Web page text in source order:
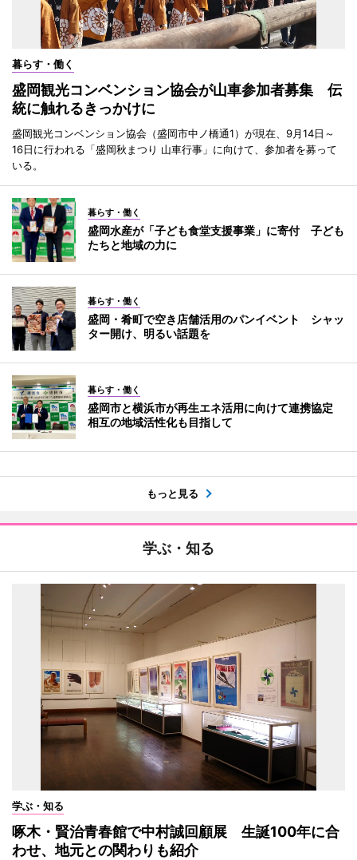
暮らす・働く
盛岡観光コンベンション協会が山車参加者募集 伝
統に触れるきっかけに
盛岡観光コンベンション協会（盛岡市中ノ橋通1）が現在、9月14日～
16日に行われる「盛岡秋まつり 山車行事」に向けて、参加者を募って
いる。
暮らす・働く
盛岡水産が「子ども食堂支援事業」に寄付 子ども
たちと地域の力に
暮らす・働く
盛岡・肴町で空き店舗活用のパンイベント シャッ
ター開け、明るい話題を
暮らす・働く
盛岡市と横浜市が再生エネ活用に向けて連携協定
相互の地域活性化も目指して
もっと見る
学ぶ・知る
学ぶ・知る
啄木・賢治青春館で中村誠回顧展 生誕100年に合
わせ、地元との関わりも紹介